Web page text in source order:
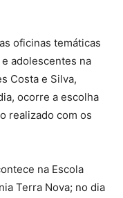
oficinas temáticas
adolescentes na
Costa e Silva,
ocorre a escolha
realizado com os
na Escola
Terra Nova; no dia